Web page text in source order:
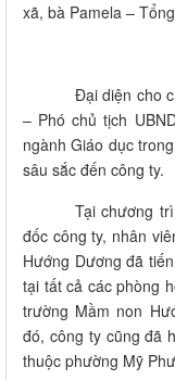
xã, bà Pamela –
Đại diện cho
– Phó chủ tịch
ngành Giáo dục
sâu sắc đến công ty.
Tại chương
đốc công ty, nhân
Hướng Dương đã
tại tất cả các phòng
trường Mầm non
đó, công ty cũng đã
thuộc phường Mỹ